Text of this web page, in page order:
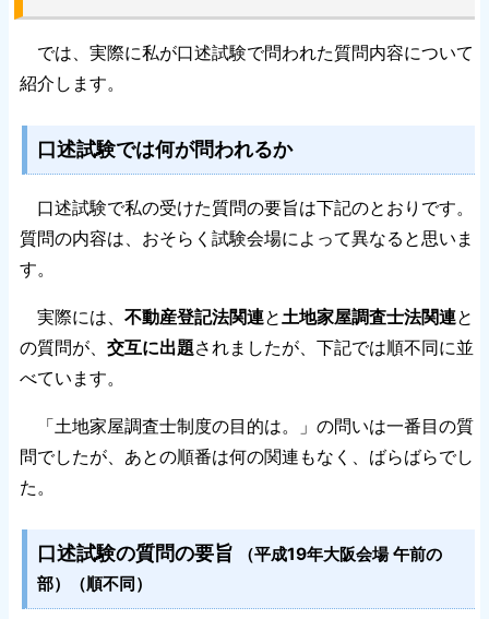
では、実際に私が口述試験で問われた質問内容について
紹介します。
口述試験では何が問われるか
口述試験で私の受けた質問の要旨は下記のとおりです。
質問の内容は、おそらく試験会場によって異なると思いま
す。
実際には、 不動産登記法関連と 土地家屋調査士法関連と
の質問が、 交互に出題されましたが、下記では順不同に並
べています。
「土地家屋調査士制度の目的は。」の問いは一番目の質
問でしたが、あとの順番は何の関連もなく、ばらばらでし
た。
口述試験の質問の要旨 （平成19年大阪会場 午前の
部）（順不同）